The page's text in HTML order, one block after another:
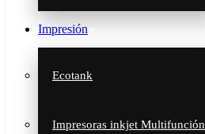
Impresión
Ecotank
Impresoras inkjet Multifunción